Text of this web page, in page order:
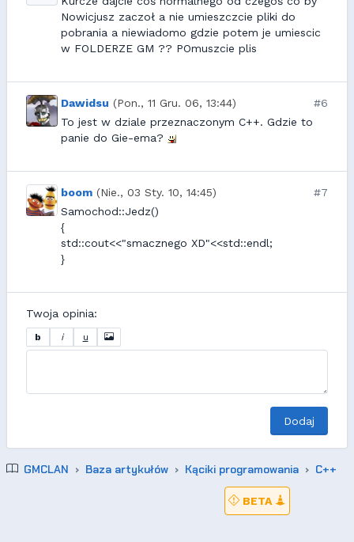
Nowicjusz zaczoł a nie umieszczcie pliki do
pobrania a niewiadomo gdzie potem je umiescic
w FOLDERZE GM ?? POmuszcie plis
Dawidsu (Pon., 11 Gru. 06, 13:44)
#6
To jest w dziale przeznaczonym C++. Gdzie to
panie do Gie-ema?
boom (Nie., 03 Sty. 10, 14:45)
#7
Samochod::Jedz()
{
std::cout<<"smacznego XD"<<std::endl;
}
Twoja opinia:
b i u
Dodaj
GMCLAN Baza artykułów Kąciki programowania C++
BETA